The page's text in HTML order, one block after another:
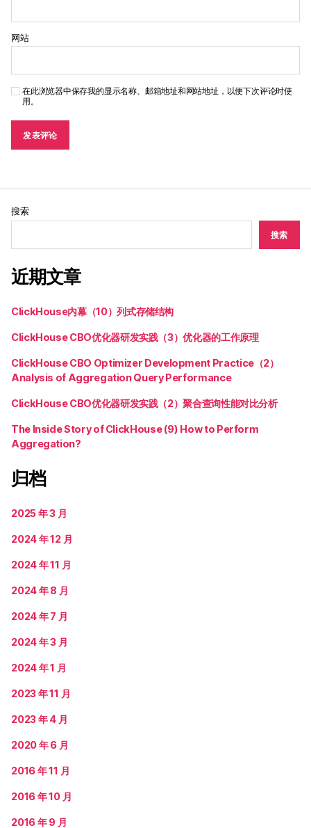
网站
在此浏览器中保存我的显示名称、邮箱地址和网站地址，以便下次评论时使
用。
搜索
搜索
近期文章
ClickHouse内幕（10）列式存储结构
ClickHouse CBO优化器研发实践（3）优化器的工作原理
ClickHouse CBO Optimizer Development Practice（2）
Analysis of Aggregation Query Performance
ClickHouse CBO优化器研发实践（2）聚合查询性能对比分析
The Inside Story of ClickHouse (9) How to Perform
Aggregation?
归档
2025 年 3 月
2024 年 12 月
2024 年 11 月
2024 年 8 月
2024 年 7 月
2024 年 3 月
2024 年 1 月
2023 年 11 月
2023 年 4 月
2020 年 6 月
2016 年 11 月
2016 年 10 月
2016 年 9 月